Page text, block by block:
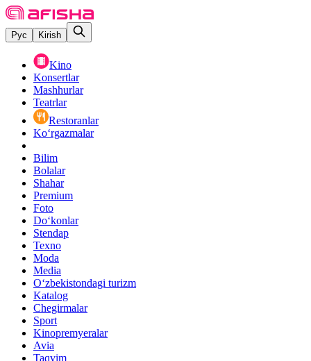
Рус Kirish
Kino
Konsertlar
Mashhurlar
Teatrlar
Restoranlar
Ko‘rgazmalar
Bilim
Bolalar
Shahar
Premium
Foto
Do‘konlar
Stendap
Texno
Moda
Media
O‘zbekistondagi turizm
Katalog
Chegirmalar
Sport
Kinopremyeralar
Avia
Taqvim